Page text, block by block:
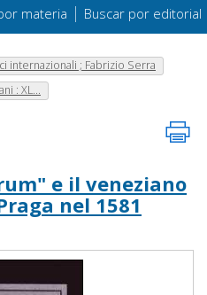
materia | Buscar por editorial
internazionali ; Fabrizio Serra
: XL...
e il veneziano
nel 1581